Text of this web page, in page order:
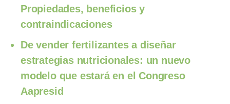
Propiedades, beneficios y
contraindicaciones
De vender fertilizantes a diseñar
estrategias nutricionales: un nuevo
modelo que estará en el Congreso
Aapresid